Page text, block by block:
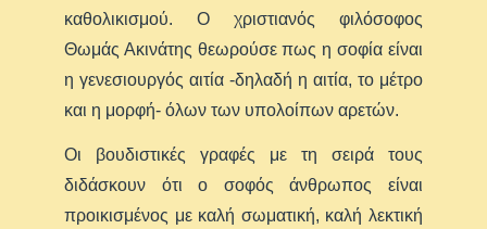
καθολικισμού. Ο χριστιανός φιλόσοφος
Θωμάς Ακινάτης θεωρούσε πως η σοφία είναι
η γενεσιουργός αιτία -δηλαδή η αιτία, το μέτρο
και η μορφή- όλων των υπολοίπων αρετών.
Οι βουδιστικές γραφές με τη σειρά τους
διδάσκουν ότι ο σοφός άνθρωπος είναι
προικισμένος με καλή σωματική, καλή λεκτική